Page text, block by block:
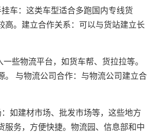
车：这类车型适合多跑国内专线货
。建立合作关系：可以与货站建立长
些物流平台，如货车帮、货拉拉等。
与物流公司合作：与物流公司建立合
如建材市场、批发市场等，这些地方
务，方便快捷。物流园、信息部和中